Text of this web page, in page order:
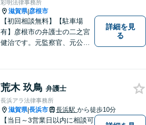
彩明法律事務所
滋賀県|彦根市
【初回相談無料】【駐車場
有】彦根市の弁護士の二之宮
健治です。元監察官、元公務
詳細を見
る
荒木 玖鳥 弁護士
長浜アラ法律事務所
滋賀県|長浜市 長浜駅 から徒歩10分
【当日～3営業日以内に相談可